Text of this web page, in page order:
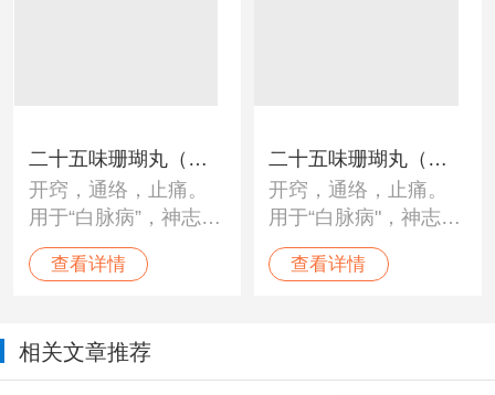
二十五味珊瑚丸（神
猴）
开窍，通络，止痛。
用于“白脉病”，神志不
清，身体麻木，头昏
目眩，脑部疼痛，血
痛。
查看详情
二十五味珊瑚丸（太
极）
开窍，通络，止痛。
用于“白脉病"，神志不
清，身体麻木，头昏
目眩，脑部疼痛，血
查看详情
相关文章推荐